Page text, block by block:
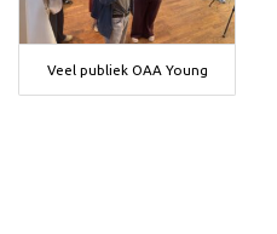
Veel publiek OAA Young